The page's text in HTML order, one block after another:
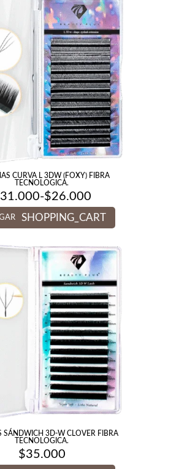
CURVA L 3DW (FOXY) FIBRA
TECNOLOGICA.
$26.000
-
31.000
Rango
de
precios:
desde
hasta
$31.000
SHOPPING_CART
SÁNDWICH 3D-W CLOVER FIBRA
TECNOLOGICA.
$35.000